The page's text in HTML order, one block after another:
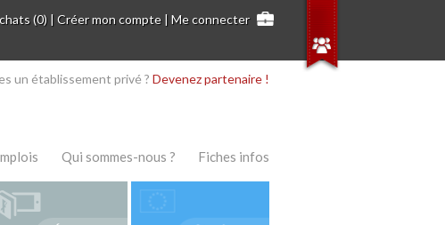
(0) |Créer mon compte |Me connecter
un établissement privé ? Devenez partenaire !
Qui sommes-nous ? Fiches infos